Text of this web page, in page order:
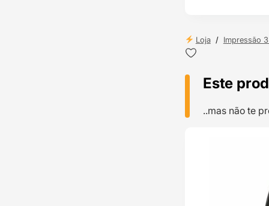
Loja / Impressão
Este
..mas não te